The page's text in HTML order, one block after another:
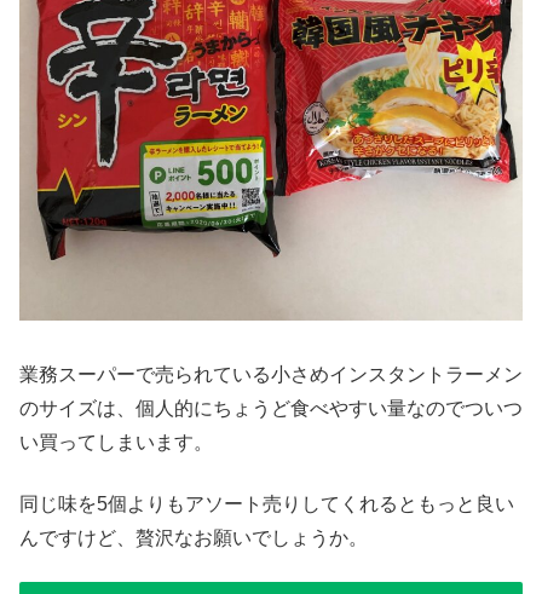
業務スーパーで売られている小さめインスタントラーメン
のサイズは、個人的にちょうど食べやすい量なのでついつ
い買ってしまいます。
同じ味を5個よりもアソート売りしてくれるともっと良い
んですけど、贅沢なお願いでしょうか。